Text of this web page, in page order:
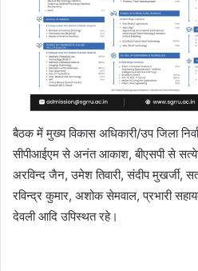
बैठक में मुख्य विकास अधिकारी/उप जिला
सीपीआईएम से अनंत आकाश, बीएसपी से
अरविन्द जैन, उमेश तिवारी, संदीप मुखर्जी,
रविन्द्र कुमार, अशोक सेमवाल, प्रभारी
देवली आदि उपिस्थत रहे।